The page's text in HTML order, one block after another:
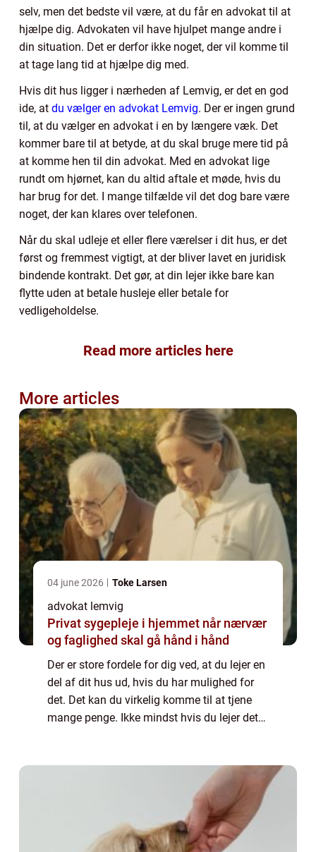
selv, men det bedste vil være, at du får en advokat til at
hjælpe dig. Advokaten vil have hjulpet mange andre i
din situation. Det er derfor ikke noget, der vil komme til
at tage lang tid at hjælpe dig med.
Hvis dit hus ligger i nærheden af Lemvig, er det en god
ide, at du vælger en advokat Lemvig. Der er ingen grund
til, at du vælger en advokat i en by længere væk. Det
kommer bare til at betyde, at du skal bruge mere tid på
at komme hen til din advokat. Med en advokat lige
rundt om hjørnet, kan du altid aftale et møde, hvis du
har brug for det. I mange tilfælde vil det dog bare være
noget, der kan klares over telefonen.
Når du skal udleje et eller flere værelser i dit hus, er det
først og fremmest vigtigt, at der bliver lavet en juridisk
bindende kontrakt. Det gør, at din lejer ikke bare kan
flytte uden at betale husleje eller betale for
vedligeholdelse.
Read more articles here
More articles
04 june 2026 Toke Larsen
advokat lemvig
Privat sygepleje i hjemmet når nærvær
og faglighed skal gå hånd i hånd
Der er store fordele for dig ved, at du lejer en
del af dit hus ud, hvis du har mulighed for
det. Det kan du virkelig komme til at tjene
mange penge. Ikke mindst hvis du lejer det